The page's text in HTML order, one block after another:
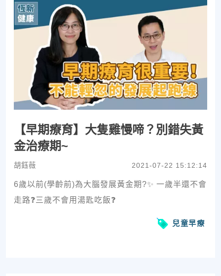
【早期療育】大隻雞慢啼？別錯失黃
金治療期~
胡鈺薇 2021-07-22 15:12:14
6歲以前(學齡前)為大腦發展黃金期?✨ 一歲半還不會
走路❓三歲不會用湯匙吃飯❓
兒童早療